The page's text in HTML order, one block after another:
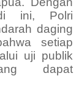
ini, Polri
daging
setiap
uji publik
dapat